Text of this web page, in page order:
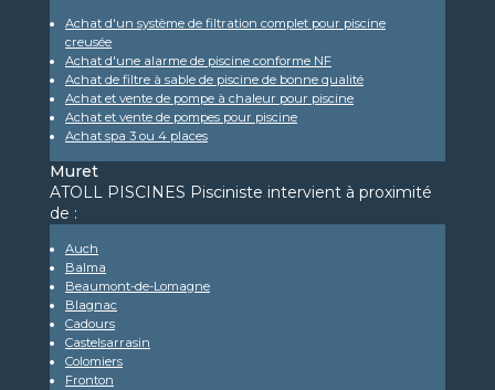
Achat d'un système de filtration complet pour piscine
creusée
Achat d'une alarme de piscine conforme NF
Achat de filtre à sable de piscine de bonne qualité
Achat et vente de pompe à chaleur pour piscine
Achat et vente de pompes pour piscine
Achat spa 3 ou 4 places
Muret
ATOLL PISCINES Pisciniste intervient à proximité
de :
Auch
Balma
Beaumont-de-Lomagne
Blagnac
Cadours
Castelsarrasin
Colomiers
Fronton